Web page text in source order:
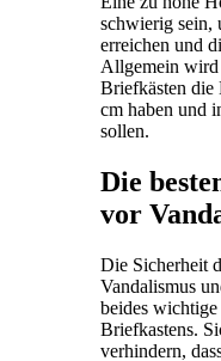
schwierig sein,
erreichen und
Allgemein wird
Briefkästen die
cm haben und
sollen.
Die
vor
Die Sicherheit
Vandalismus
beides
Briefkastens.
verhindern,